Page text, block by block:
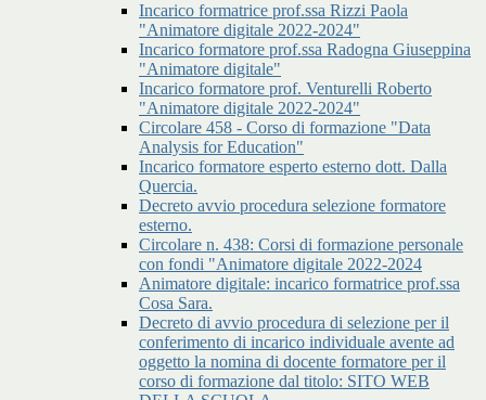
Incarico formatrice prof.ssa Rizzi Paola
"Animatore digitale 2022-2024"
Incarico formatore prof.ssa Radogna Giuseppina
"Animatore digitale"
Incarico formatore prof. Venturelli Roberto
"Animatore digitale 2022-2024"
Circolare 458 - Corso di formazione "Data
Analysis for Education"
Incarico formatore esperto esterno dott. Dalla
Quercia.
Decreto avvio procedura selezione formatore
esterno.
Circolare n. 438: Corsi di formazione personale
con fondi "Animatore digitale 2022-2024
Animatore digitale: incarico formatrice prof.ssa
Cosa Sara.
Decreto di avvio procedura di selezione per il
conferimento di incarico individuale avente ad
oggetto la nomina di docente formatore per il
corso di formazione dal titolo: SITO WEB